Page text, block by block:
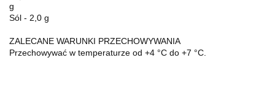
g
Sól - 2,0 g
ZALECANE WARUNKI PRZECHOWYWANIA
Przechowywać w temperaturze od +4 °C do +7 °C.